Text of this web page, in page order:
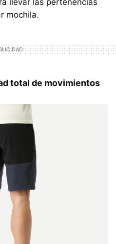
mochila.
total de movimientos